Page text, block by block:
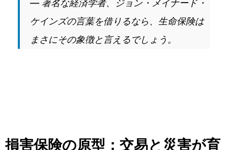
― 著名な経済学者、ジョン・メイナード・
ケインズの言葉を借りるなら、生命保険は
まさにその象徴と言えるでしょう。
損害保険の原型：交易と災害が育